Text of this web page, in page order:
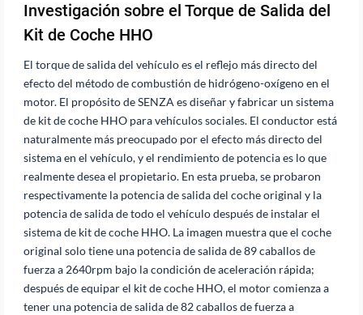
Investigación sobre el Torque de Salida del
Kit de Coche HHO
El torque de salida del vehículo es el reflejo más directo del
efecto del método de combustión de hidrógeno-oxígeno en el
motor. El propósito de SENZA es diseñar y fabricar un sistema
de kit de coche HHO para vehículos sociales. El conductor está
naturalmente más preocupado por el efecto más directo del
sistema en el vehículo, y el rendimiento de potencia es lo que
realmente desea el propietario. En esta prueba, se probaron
respectivamente la potencia de salida del coche original y la
potencia de salida de todo el vehículo después de instalar el
sistema de kit de coche HHO. La imagen muestra que el coche
original solo tiene una potencia de salida de 89 caballos de
fuerza a 2640rpm bajo la condición de aceleración rápida;
después de equipar el kit de coche HHO, el motor comienza a
tener una potencia de salida de 82 caballos de fuerza a